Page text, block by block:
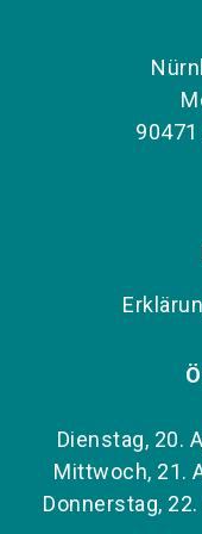
Dienstag, 20.
Mittwoch, 21.
Donnerstag,